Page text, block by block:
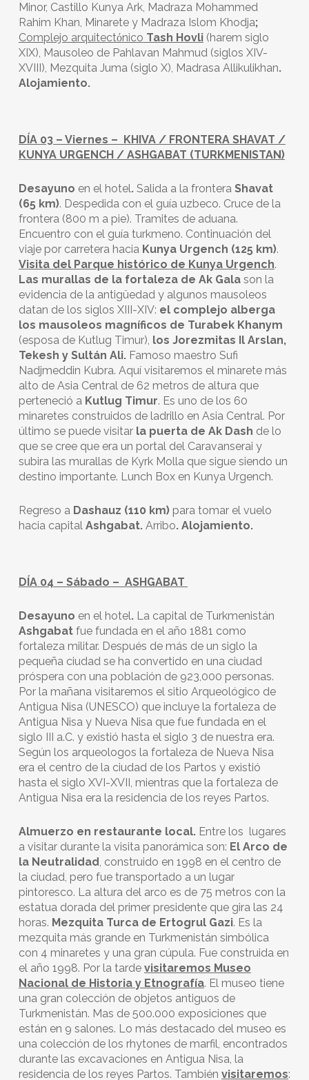
Minor, Castillo Kunya Ark, Madraza Mohammed
Rahim Khan, Minarete y Madraza Islom Khodja;
Complejo arquitectόnico Tash Hovli(harem siglo
XIX), Mausoleo de Pahlavan Mahmud (siglos XIV-
XVIII), Mezquita Juma (siglo X), Madrasa Allikulikhan.
Alojamiento.
DÍA 03 – Viernes – KHIVA / FRONTERA SHAVAT /
KUNYA URGENCH / ASHGABAT (TURKMENISTAN)
Desayuno en el hotel. Salida a la frontera Shavat
(65 km). Despedida con el guía uzbeco. Cruce de la
frontera (800 m a pie). Tramites de aduana.
Encuentro con el guía turkmeno. Continuación del
viaje por carretera hacia Kunya Urgench (125 km).
Visita del Parque histórico de Kunya Urgench.
Las murallas de la fortaleza de Ak Galason la
evidencia de la antigüedad y algunos mausoleos
datan de los siglos XIII-XIV: el complejo alberga
los mausoleos magníficos de Turabek Khanym
(esposa de Kutlug Timur), los Jorezmitas Il Arslan,
Tekesh y Sultán Ali.Famoso maestro Sufi
Nadjmeddin Kubra. Aquí visitaremos el minarete más
alto de Asia Central de 62 metros de altura que
perteneció a Kutlug Timur. Es uno de los 60
minaretes construidos de ladrillo en Asia Central. Por
último se puede visitar la puerta de Ak Dash de lo
que se cree que era un portal del Caravanserai y
subira las murallas de Kyrk Molla que sigue siendo un
destino importante. Lunch Box en Kunya Urgench.
Regreso a Dashauz (110 km) para tomar el vuelo
hacia capital Ashgabat. Arribo. Alojamiento.
DÍA 04 – Sábado – ASHGABAT
Desayuno en el hotel. La capital de Turkmenistán
Ashgabatfue fundada en el año 1881 como
fortaleza militar. Después de más de un siglo la
pequeña ciudad se ha convertido en una ciudad
próspera con una población de 923,000 personas.
Por la mañana visitaremos el sitio Arqueológico de
Antigua Nisa (UNESCO) que incluye la fortaleza de
Antigua Nisa y Nueva Nisa que fue fundada en el
siglo III a.C. y existió hasta el siglo 3 de nuestra era.
Según los arqueologos la fortaleza de Nueva Nisa
era el centro de la ciudad de los Partos y existió
hasta el siglo XVI-XVII, mientras que la fortaleza de
Antigua Nisa era la residencia de los reyes Partos.
Almuerzo en restaurante local. Entre los lugares
a visitar durante la visita panorámica son: El Arco de
la Neutralidad, construido en 1998 en el centro de
la ciudad, pero fue transportado a un lugar
pintoresco. La altura del arco es de 75 metros con la
estatua dorada del primer presidente que gira las 24
horas. Mezquita Turca de Ertogrul Gazi. Es la
mezquita más grande en Turkmenistán simbólica
con 4 minaretes y una gran cúpula. Fue construida en
el año 1998. Por la tarde visitaremos Museo
Nacional de Historia y Etnografía. El museo tiene
una gran colección de objetos antiguos de
Turkmenistán. Mas de 500.000 exposiciones que
están en 9 salones. Lo más destacado del museo es
una colección de los rhytones de marfil, encontrados
durante las excavaciones en Antigua Nisa, la
residencia de los reyes Partos. También visitaremos: